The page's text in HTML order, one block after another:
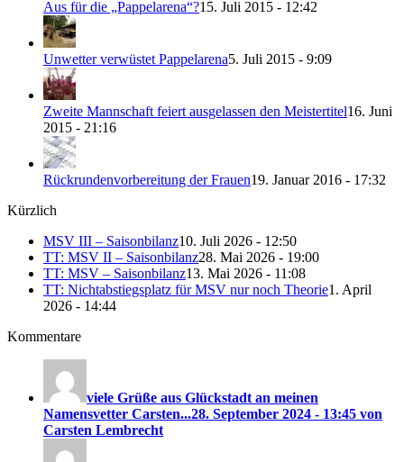
Aus für die „Pappelarena“?15. Juli 2015 - 12:42
Unwetter verwüstet Pappelarena5. Juli 2015 - 9:09
Zweite Mannschaft feiert ausgelassen den Meistertitel16. Juni
2015 - 21:16
Rückrundenvorbereitung der Frauen19. Januar 2016 - 17:32
Kürzlich
MSV III – Saisonbilanz10. Juli 2026 - 12:50
TT: MSV II – Saisonbilanz28. Mai 2026 - 19:00
TT: MSV – Saisonbilanz13. Mai 2026 - 11:08
TT: Nichtabstiegsplatz für MSV nur noch Theorie1. April
2026 - 14:44
Kommentare
viele Grüße aus Glückstadt an meinen
Namensvetter Carsten...28. September 2024 - 13:45 von
Carsten Lembrecht